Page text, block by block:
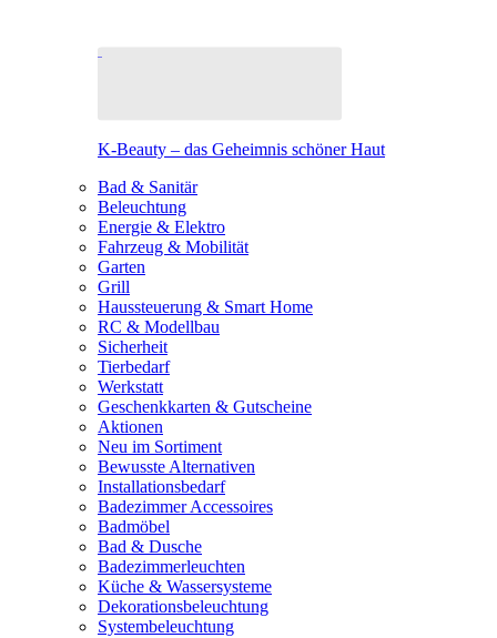
K-Beauty – das Geheimnis schöner Haut
Bad & Sanitär
Beleuchtung
Energie & Elektro
Fahrzeug & Mobilität
Garten
Grill
Haussteuerung & Smart Home
RC & Modellbau
Sicherheit
Tierbedarf
Werkstatt
Geschenkkarten & Gutscheine
Aktionen
Neu im Sortiment
Bewusste Alternativen
Installationsbedarf
Badezimmer Accessoires
Badmöbel
Bad & Dusche
Badezimmerleuchten
Küche & Wassersysteme
Dekorationsbeleuchtung
Systembeleuchtung